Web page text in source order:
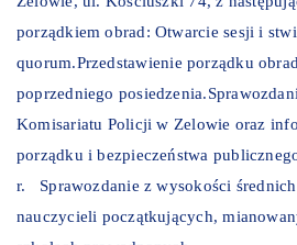
porządkiem obrad: Otwarcie sesji i
quorum.Przedstawienie porządku
poprzedniego
Komisariatu Policji w Zelowie oraz
porządku i bezpieczeństwa
r. Sprawozdanie z wysokości
nauczycieli początkujących,